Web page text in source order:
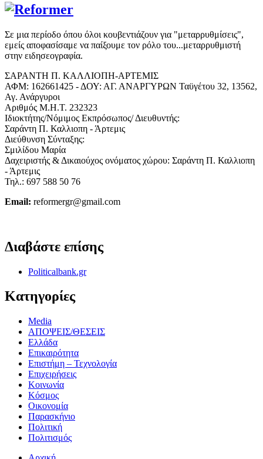
Σε μια περίοδο όπου όλοι κουβεντιάζουν για "μεταρρυθμίσεις",
εμείς αποφασίσαμε να παίξουμε τον ρόλο του...μεταρρυθμιστή
στην ειδησεογραφία.
ΣΑΡΑΝΤΗ Π. ΚΑΛΛΙΟΠΗ-ΑΡΤΕΜΙΣ
ΑΦΜ: 162661425 - ΔΟΥ: ΑΓ. ΑΝΑΡΓΥΡΩΝ Ταϋγέτου 32, 13562,
Αγ. Ανάργυροι
Αριθμός Μ.Η.Τ. 232323
Ιδιοκτήτης/Νόμιμος Εκπρόσωπος/ Διευθυντής:
Σαράντη Π. Καλλιοπη - Άρτεμις
Διεύθυνση Σύνταξης:
Σμιλίδου Μαρία
Δαχειριστής & Δικαιούχος ονόματος χώρου: Σαράντη Π. Καλλιοπη
- Άρτεμις
Τηλ.: 697 588 50 76
Email: reformergr@gmail.com
Διαβάστε επίσης
Politicalbank.gr
Κατηγορίες
Media
ΑΠΟΨΕΙΣ/ΘΕΣΕΙΣ
Ελλάδα
Επικαιρότητα
Επιστήμη – Τεχνολογία
Επιχειρήσεις
Κοινωνία
Κόσμος
Οικονομία
Παρασκήνιο
Πολιτική
Πολιτισμός